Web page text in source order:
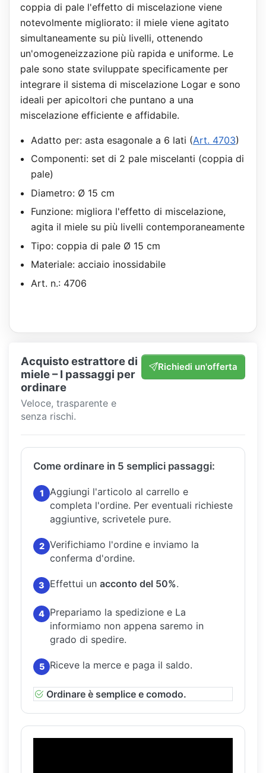
coppia di pale l'effetto di miscelazione viene
notevolmente migliorato: il miele viene agitato
simultaneamente su più livelli, ottenendo
un'omogeneizzazione più rapida e uniforme. Le
pale sono state sviluppate specificamente per
integrare il sistema di miscelazione Logar e sono
ideali per apicoltori che puntano a una
miscelazione efficiente e affidabile.
Adatto per: asta esagonale a 6 lati (Art. 4703)
Componenti: set di 2 pale miscelanti (coppia di
pale)
Diametro: Ø 15 cm
Funzione: migliora l'effetto di miscelazione,
agita il miele su più livelli contemporaneamente
Tipo: coppia di pale Ø 15 cm
Materiale: acciaio inossidabile
Art. n.: 4706
Acquisto estrattore di
miele – I passaggi per
ordinare
Veloce, trasparente e
senza rischi.
Richiedi un'offerta
Come ordinare in 5 semplici passaggi:
1
Aggiungi l'articolo al carrello e
completa l'ordine. Per eventuali richieste
aggiuntive, scrivetele pure.
2 Verifichiamo l'ordine e inviamo la
conferma d'ordine.
3 Effettui un acconto del 50%.
4 Prepariamo la spedizione e La
informiamo non appena saremo in
grado di spedire.
5 Riceve la merce e paga il saldo.
Ordinare è semplice e comodo.